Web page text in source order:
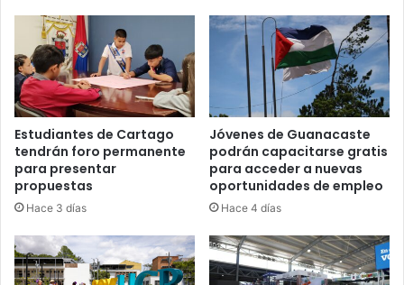
Estudiantes de Cartago
tendrán foro permanente
para presentar
propuestas
Hace 3 días
Jóvenes de Guanacaste
podrán capacitarse gratis
para acceder a nuevas
oportunidades de empleo
Hace 4 días